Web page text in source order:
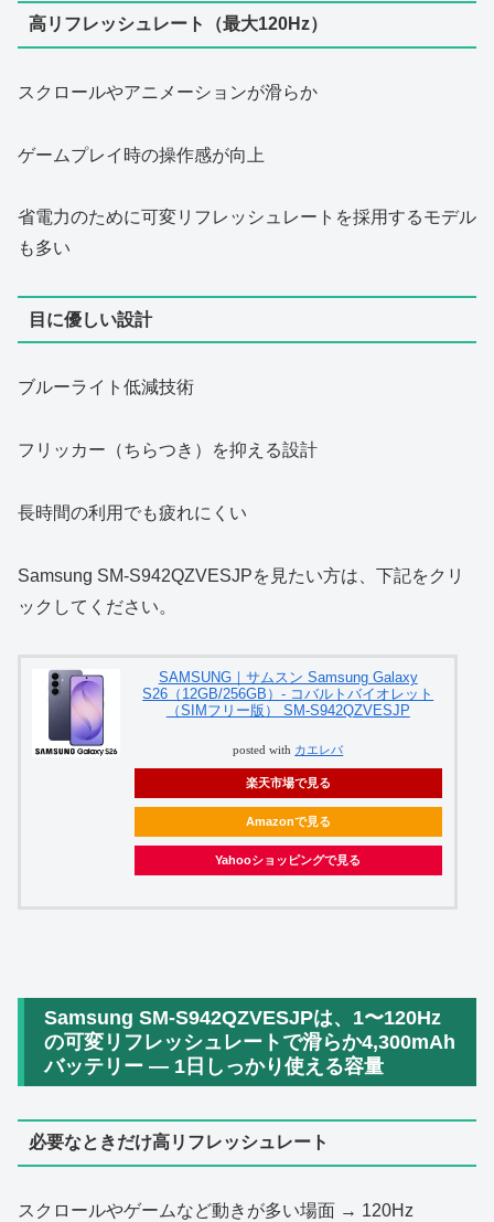
高リフレッシュレート（最大120Hz）
スクロールやアニメーションが滑らか
ゲームプレイ時の操作感が向上
省電力のために可変リフレッシュレートを採用するモデル
も多い
目に優しい設計
ブルーライト低減技術
フリッカー（ちらつき）を抑える設計
長時間の利用でも疲れにくい
Samsung SM-S942QZVESJPを見たい方は、下記をクリ
ックしてください。
SAMSUNG｜サムスン Samsung Galaxy
S26（12GB/256GB）- コバルトバイオレット
（SIMフリー版） SM-S942QZVESJP
posted with カエレバ
楽天市場で見る
Amazonで見る
Yahooショッピングで見る
Samsung SM-S942QZVESJPは、1〜120Hz
の可変リフレッシュレートで滑らか4,300mAh
バッテリー ― 1日しっかり使える容量
必要なときだけ高リフレッシュレート
スクロールやゲームなど動きが多い場面 → 120Hz